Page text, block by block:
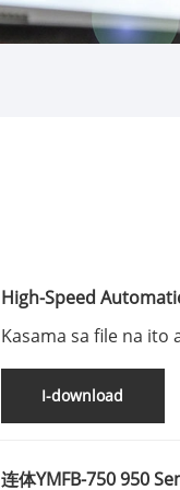
High-Speed
Kasama sa file na ito
I-download
连体YMFB-750 950